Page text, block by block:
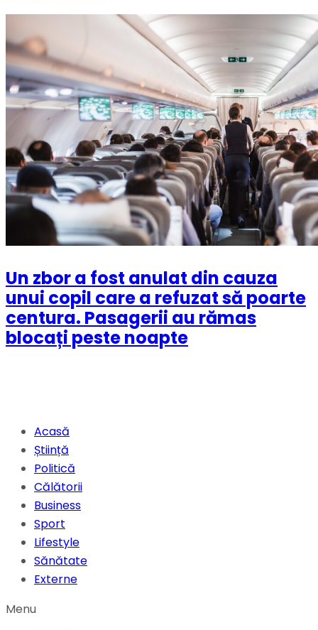
Un zbor a fost anulat din cauza
unui copil care a refuzat să poarte
centura. Pasagerii au rămas
blocați peste noapte
Acasă
Știință
Politică
Călătorii
Business
Sport
Lifestyle
Sănătate
Externe
Menu